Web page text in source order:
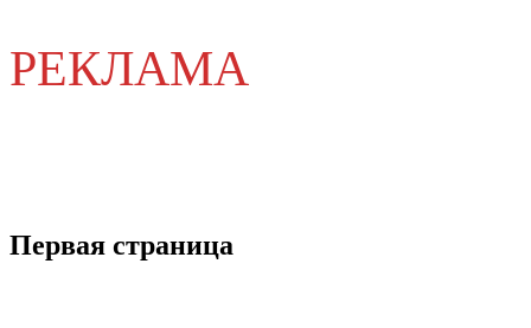
РЕКЛАМА
Первая страница